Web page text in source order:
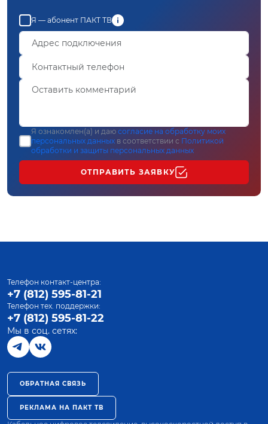
Я — абонент ПАКТ ТВ
Я ознакомлен(а) и даю согласие на обработку моих
персональных данных в соответствии с Политикой
обработки и защиты персональных данных
ОТПРАВИТЬ ЗАЯВКУ
Телефон контакт-центра:
+7 (812) 595-81-21
Телефон тех. поддержки:
+7 (812) 595-81-22
Мы в соц. сетях:
ОБРАТНАЯ СВЯЗЬ
РЕКЛАМА НА ПАКТ ТВ